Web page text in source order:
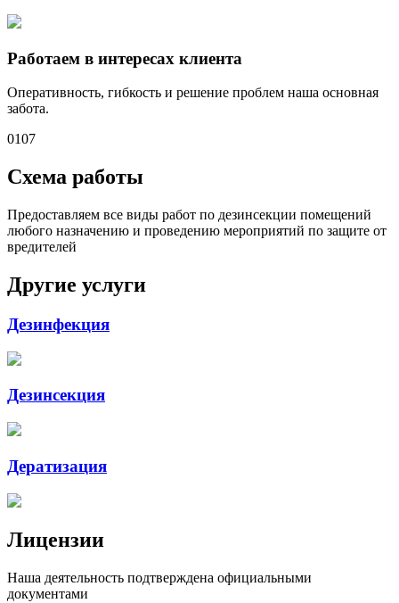
Работаем в интересах клиента
Оперативность, гибкость и решение проблем наша основная
забота.
0107
Схема работы
Предоставляем все виды работ по дезинсекции помещений
любого назначению и проведению мероприятий по защите от
вредителей
Другие услуги
Дезинфекция
Дезинсекция
Дератизация
Лицензии
Наша деятельность подтверждена официальными
документами